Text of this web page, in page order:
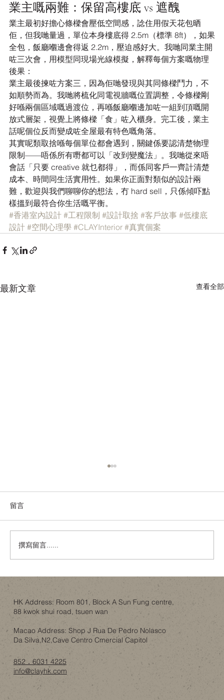
業主嘅兩難：保留高樓底 vs 遮醜
業主最初好擔心條樑會壓低空間感，諗住用假天花包晒
佢，但我哋量過，單位本身樓底得 2.5m（標準 8ft），如果
全包，飯廳嗰邊會得返 2.2m，壓迫感好大。我哋同業主開
咗三次會，用模型同現場光線模擬，解釋每個方案嘅物理
後果：
業主最後揀咗方案三，因為佢哋發現與其同條樑鬥力，不
如順勢而為。我哋將梳化同電視牆嘅位置調整，令條樑剛
好喺兩個區域嘅過渡位，再喺飯廳嗰邊加咗一組到頂嘅開
放式層架，視覺上將條樑「食」咗入櫃身。完工後，業主
話呢個位反而變成咗全屋最有特色嘅角落。
其實呢類取捨喺每個單位都會遇到，關鍵係要認清楚物理
限制——唔係所有嘢都可以「改到變魔法」。我哋從來唔
會話「只要 creative 就乜都得」，而係同客戶一齊計清楚
成本、時間同生活實用性。如果你正面對類似的設計兩
難，歡迎與我們聊聊你的想法，冇 hard sell，只係傾吓點
樣搵到最符合你生活嘅平衡。
#香港室內設計 #工程限制 #設計取捨 #客戶故事 #低樓底
設計 #空間心理學 #CLAYInterior #真實個案
最新文章 查看全部
舊樓翻新，唔一定係拆咗重練：結構限制
留言
撰寫留言......
HK Address: Room 801, Block A Sun Fung centre,
88 kwok shui road, tsuen wan
Macao Address: Shop J Rua De Pedro Nolasco
Da Silva,N2,Cave Centro Cmercial Capitol
852．6031 4225
info@clayhk.com